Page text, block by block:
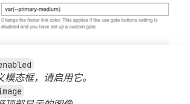
模态框，请启用它。